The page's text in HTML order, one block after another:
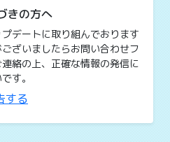
きの方へ
デートに取り組んでおります
ざいましたらお問い合わせフ
絡の上、正確な情報の発信に
す。
する